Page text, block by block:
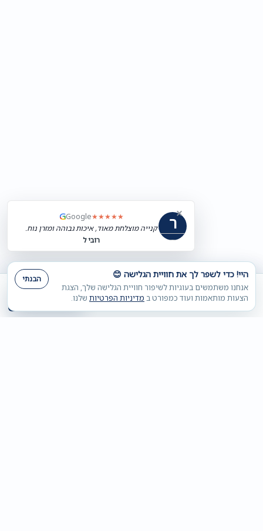
₪3,090
×ר ★★★★★
Google
G
קנייה מוצלחת מאוד, איכות גבוהה ומזרן נוח.
רובי ל
היי! כדי לשפר לך את חוויית הגלישה 😊
אנחנו משתמשים בעוגיות לשיפור חוויית הגלישה שלך, הצגת
הצעות מותאמות ועוד כמפורט ב מדיניות הפרטיות שלנו.
הבנתי